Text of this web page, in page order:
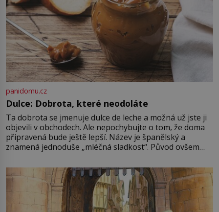
panidomu.cz
Dulce: Dobrota, které neodoláte
Ta dobrota se jmenuje dulce de leche a možná už jste ji
objevili v obchodech. Ale nepochybujte o tom, že doma
připravená bude ještě lepší. Název je španělský a
znamená jednoduše „mléčná sladkost“. Původ ovšem
pře hned několik latinskoamerických zemí a k tomu
Francie, kde se traduje,